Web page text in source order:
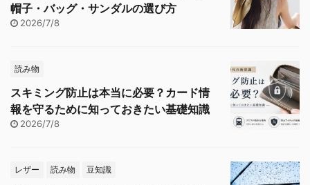
帽子・バッグ・サンダルの選び方
2026/7/8
読み物
スキミング防止は本当に必要？カード情
報を守るために知っておきたい基礎知識
2026/7/8
レザー 読み物 豆知識